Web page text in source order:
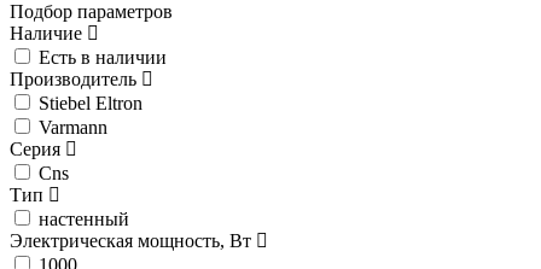
Подбор параметров
Наличие
Есть в наличии
Производитель
Stiebel Eltron
Varmann
Серия
Cns
Тип
настенный
Электрическая мощность, Вт
1000